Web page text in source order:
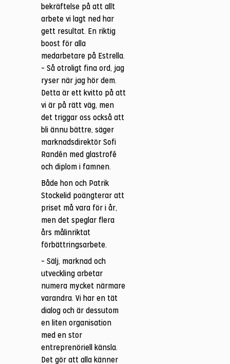
bekräftelse på att allt
arbete vi lagt ned har
gett resultat. En riktig
boost för alla
medarbetare på Estrella.
– Så otroligt fina ord, jag
ryser när jag hör dem.
Detta är ett kvitto på att
vi är på rätt väg, men
det triggar oss också att
bli ännu bättre, säger
marknadsdirektör Sofi
Randén med glastrofé
och diplom i famnen.
Både hon och Patrik
Stockelid poängterar att
priset må vara för i år,
men det speglar flera
års målinriktat
förbättringsarbete.
– Sälj, marknad och
utveckling arbetar
numera mycket närmare
varandra. Vi har en tät
dialog och är dessutom
en liten organisation
med en stor
entreprenöriell känsla.
Det gör att alla känner